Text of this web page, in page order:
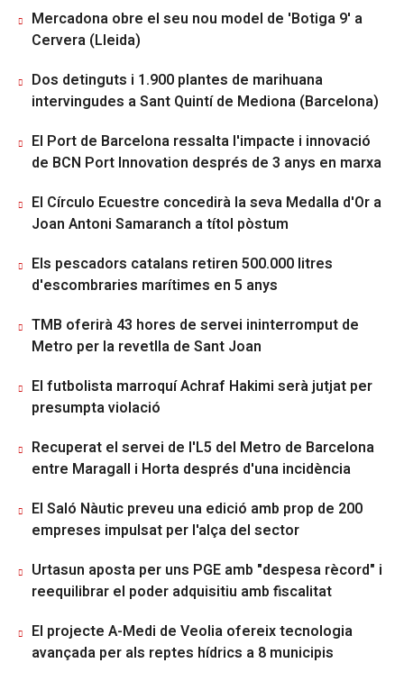
Mercadona obre el seu nou model de 'Botiga 9' a
Cervera (Lleida)
Dos detinguts i 1.900 plantes de marihuana
intervingudes a Sant Quintí de Mediona (Barcelona)
El Port de Barcelona ressalta l'impacte i innovació
de BCN Port Innovation després de 3 anys en marxa
El Círculo Ecuestre concedirà la seva Medalla d'Or a
Joan Antoni Samaranch a títol pòstum
Els pescadors catalans retiren 500.000 litres
d'escombraries marítimes en 5 anys
TMB oferirà 43 hores de servei ininterromput de
Metro per la revetlla de Sant Joan
El futbolista marroquí Achraf Hakimi serà jutjat per
presumpta violació
Recuperat el servei de l'L5 del Metro de Barcelona
entre Maragall i Horta després d'una incidència
El Saló Nàutic preveu una edició amb prop de 200
empreses impulsat per l'alça del sector
Urtasun aposta per uns PGE amb "despesa rècord" i
reequilibrar el poder adquisitiu amb fiscalitat
El projecte A-Medi de Veolia ofereix tecnologia
avançada per als reptes hídrics a 8 municipis